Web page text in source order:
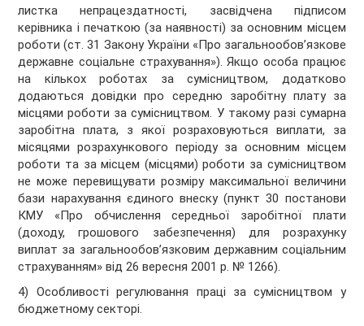
листка непрацездатності, засвідчена підписом
керівника і печаткою (за наявності) за основним місцем
роботи (ст. 31 Закону України «Про загальнообов’язкове
державне соціальне страхування»). Якщо особа працює
на кількох роботах за сумісництвом, додатково
додаються довідки про середню заробітну плату за
місцями роботи за сумісництвом. У такому разі сумарна
заробітна плата, з якої розраховуються виплати, за
місяцями розрахункового періоду за основним місцем
роботи та за місцем (місцями) роботи за сумісництвом
не може перевищувати розміру максимальної величини
бази нарахування єдиного внеску (пункт 30 постанови
КМУ «Про обчислення середньої заробітної плати
(доходу, грошового забезпечення) для розрахунку
виплат за загальнообов’язковим державним соціальним
страхуванням» від 26 вересня 2001 р. № 1266).
4) Особливості регулювання праці за сумісництвом у
бюджетному секторі.